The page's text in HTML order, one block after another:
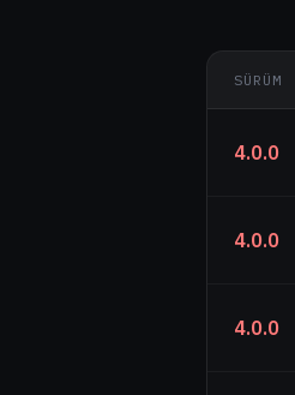
SÜRÜM
4.0.0
4.0.0
4.0.0